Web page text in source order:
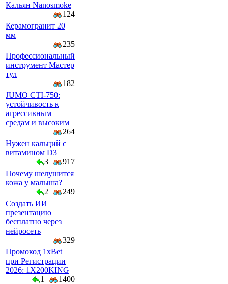
Кальян Nanosmoke
124
Керамогранит 20
мм
235
Профессиональный
инструмент Мастер
тул
182
JUMO CTI-750:
устойчивость к
агрессивным
средам и высоким
264
Нужен кальций с
витамином D3
3
917
Почему шелушится
кожа у малыша?
2
249
Создать ИИ
презентацию
бесплатно через
нейросеть
329
Промокод 1xBet
при Регистрации
2026: 1X200KING
1
1400